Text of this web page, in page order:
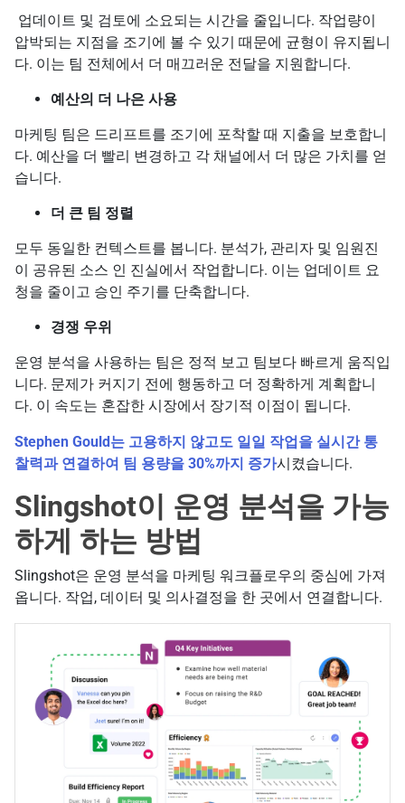
업데이트 및 검토에 소요되는 시간을 줄입니다. 작업량이
압박되는 지점을 조기에 볼 수 있기 때문에 균형이 유지됩니
다. 이는 팀 전체에서 더 매끄러운 전달을 지원합니다.
예산의 더 나은 사용
마케팅 팀은 드리프트를 조기에 포착할 때 지출을 보호합니
다. 예산을 더 빨리 변경하고 각 채널에서 더 많은 가치를 얻
습니다.
더 큰 팀 정렬
모두 동일한 컨텍스트를 봅니다. 분석가, 관리자 및 임원진
이 공유된 소스 인 진실에서 작업합니다. 이는 업데이트 요
청을 줄이고 승인 주기를 단축합니다.
경쟁 우위
운영 분석을 사용하는 팀은 정적 보고 팀보다 빠르게 움직입
니다. 문제가 커지기 전에 행동하고 더 정확하게 계획합니
다. 이 속도는 혼잡한 시장에서 장기적 이점이 됩니다.
Stephen Gould는 고용하지 않고도 일일 작업을 실시간 통
찰력과 연결하여 팀 용량을 30%까지 증가시켰습니다.
Slingshot이 운영 분석을 가능
하게 하는 방법
Slingshot은 운영 분석을 마케팅 워크플로우의 중심에 가져
옵니다. 작업, 데이터 및 의사결정을 한 곳에서 연결합니다.